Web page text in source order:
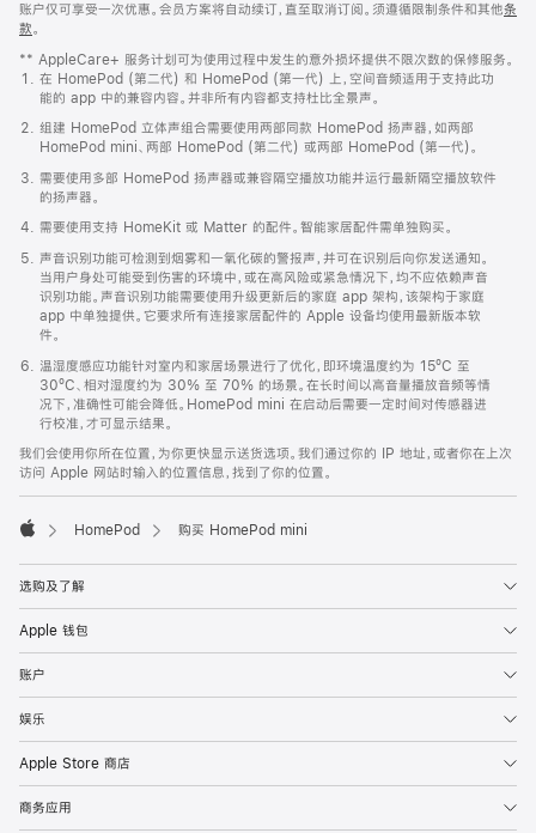
账户仅可享受一次优惠。会员方案将自动续订，直至取消订阅。须遵循限制条件和其他条
款。
窗
口
中
打
开)
** AppleCare+ 服务计划可为使用过程中发生的意外损坏提供不限次数的保修服务。
在 HomePod (第二代) 和 HomePod (第一代) 上，空间音频适用于支持此功
能的 app 中的兼容内容。并非所有内容都支持杜比全景声。
组建 HomePod 立体声组合需要使用两部同款 HomePod 扬声器，如两部
HomePod mini、两部 HomePod (第二代) 或两部 HomePod (第一代)。
需要使用多部 HomePod 扬声器或兼容隔空播放功能并运行最新隔空播放软件
的扬声器。
需要使用支持 HomeKit 或 Matter 的配件。智能家居配件需单独购买。
声音识别功能可检测到烟雾和一氧化碳的警报声，并可在识别后向你发送通知。
当用户身处可能受到伤害的环境中，或在高风险或紧急情况下，均不应依赖声音
识别功能。声音识别功能需要使用升级更新后的家庭 app 架构，该架构于家庭
app 中单独提供。它要求所有连接家居配件的 Apple 设备均使用最新版本软
件。
温湿度感应功能针对室内和家居场景进行了优化，即环境温度约为 15ºC 至
30ºC、相对湿度约为 30% 至 70% 的场景。在长时间以高音量播放音频等情
况下，准确性可能会降低。HomePod mini 在启动后需要一定时间对传感器进
行校准，才可显示结果。
我们会使用你所在位置，为你更快显示送货选项。我们通过你的 IP 地址，或者你在上次
访问 Apple 网站时输入的位置信息，找到了你的位置。
HomePod 购买 HomePod mini
选购及了解
Apple 钱包
账户
娱乐
Apple Store 商店
商务应用